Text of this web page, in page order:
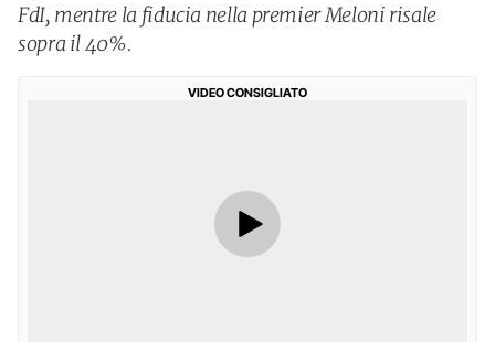
FdI, mentre la fiducia nella premier Meloni risale
sopra il 40%.
VIDEO CONSIGLIATO